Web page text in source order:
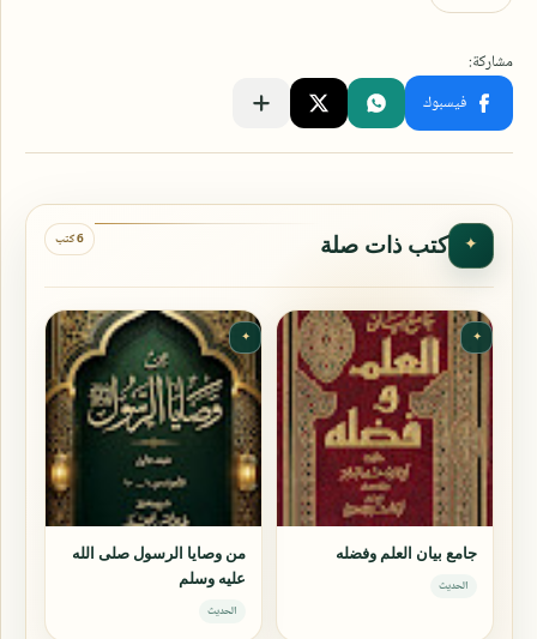
✦ كتب ذات صلة 6 كتب
✦
جامع بيان العلم وفضله
الحديث
✦
من وصايا الرسول صلى الله
عليه وسلم
الحديث